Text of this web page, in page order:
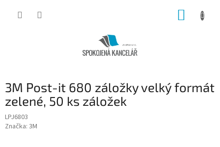
3M Post-it 680 záložky velký formát
zelené, 50 ks záložek
LPJ6803
Značka: 3M